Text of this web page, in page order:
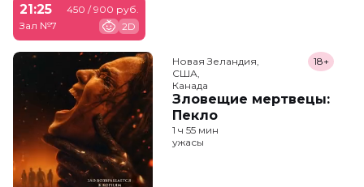
21:25
Зал №7
450 / 900 руб.
2D
Новая Зеландия,
США,
Канада
Зловещие мертвецы:
Пекло
18+
1 ч 55 мин
ужасы